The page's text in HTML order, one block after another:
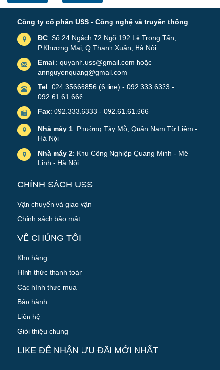
Công ty cổ phần USS - Công nghệ và truyền thông
ĐC: Số 24 Ngách 72 Ngõ 192 Lê Trọng Tấn,
P.Khương Mai, Q.Thanh Xuân, Hà Nội
Email: quyanh.uss@gmail.com hoặc
annguyenquang@gmail.com
Tel: 024.35666856 (6 line) - 092.333.6333 -
092.61.61.666
Fax: 092.333.6333 - 092.61.61.666
Nhà máy 1: Phường Tây Mỗ, Quận Nam Từ Liêm -
Hà Nội
Nhà máy 2: Khu Công Nghiệp Quang Minh - Mê
Linh - Hà Nội
CHÍNH SÁCH USS
Vận chuyển và giao vận
Chính sách bảo mật
VỀ CHÚNG TÔI
Kho hàng
Hình thức thanh toán
Các hình thức mua
Bảo hành
Liên hệ
Giới thiệu chung
LIKE ĐỂ NHẬN ƯU ĐÃI MỚI NHẤT